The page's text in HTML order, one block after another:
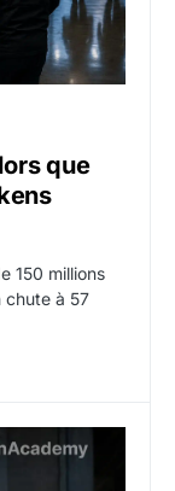
que
150 millions
chute à 57
de